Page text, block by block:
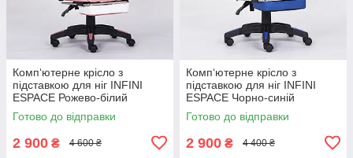
Комп‘ютерне крісло з
підставкою для ніг INFINI
ESPACE Рожево-білий
Готово до відправки
2 900 ₴ 4 600 ₴
Комп‘ютерне крісло з
підставкою для ніг INFINI
ESPACE Чорно-синій
Готово до відправки
2 900 ₴ 4 400 ₴